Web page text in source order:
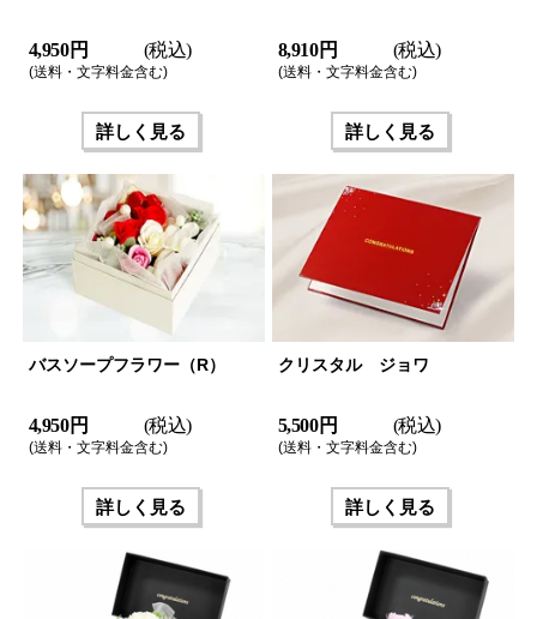
4,950 円 (税込)
(送料・文字料金含む)
詳しく見る
8,910 円 (税込)
(送料・文字料金含む)
詳しく見る
バスソープフラワー（R）
4,950 円 (税込)
(送料・文字料金含む)
詳しく見る
クリスタル ジョワ
5,500 円 (税込)
(送料・文字料金含む)
詳しく見る